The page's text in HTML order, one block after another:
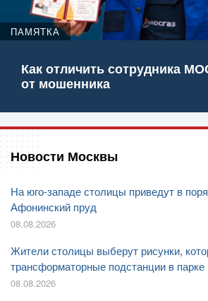
ПАМЯТКА
Как отличить сотрудника
от мошенника
Новости Москвы
На юго-западе столицы приведут в
Афонинский пруд
08.08.2026
Жители столицы выберут рисунки,
трансформаторные подстанции в парке
08.08.2026